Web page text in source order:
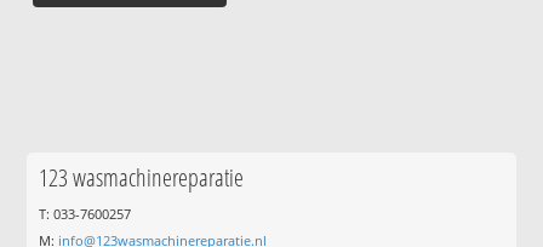
123 wasmachinereparatie
T: 033-7600257
M: info@123wasmachinereparatie.nl